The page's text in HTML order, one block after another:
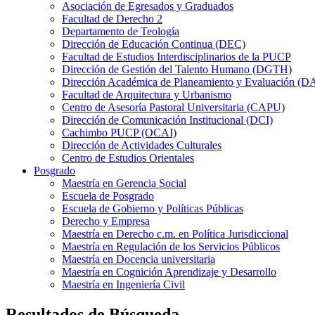
Asociación de Egresados y Graduados
Facultad de Derecho 2
Departamento de Teología
Dirección de Educación Continua (DEC)
Facultad de Estudios Interdisciplinarios de la PUCP
Dirección de Gestión del Talento Humano (DGTH)
Dirección Académica de Planeamiento y Evaluación
Facultad de Arquitectura y Urbanismo
Centro de Asesoría Pastoral Universitaria (CAPU)
Dirección de Comunicación Institucional (DCI)
Cachimbo PUCP (OCAI)
Dirección de Actividades Culturales
Centro de Estudios Orientales
Posgrado
Maestría en Gerencia Social
Escuela de Posgrado
Escuela de Gobierno y Políticas Públicas
Derecho y Empresa
Maestría en Derecho c.m. en Política Jurisdiccional
Maestría en Regulación de los Servicios Públicos
Maestría en Docencia universitaria
Maestría en Cognición Aprendizaje y Desarrollo
Maestría en Ingeniería Civil